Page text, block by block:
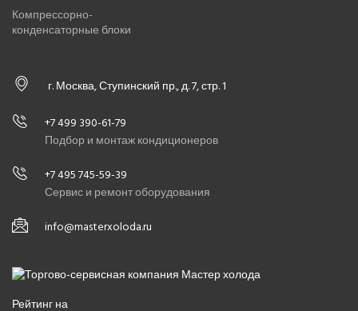
Компрессорно-
конденсаторные блоки
г. Москва, Ступинский пр., д. 7, стр. 1
+7 499 390-61-79
Подбор и монтаж кондиционеров
+7 495 745-59-39
Сервис и ремонт оборудования
info@masterxoloda.ru
Рейтинг на